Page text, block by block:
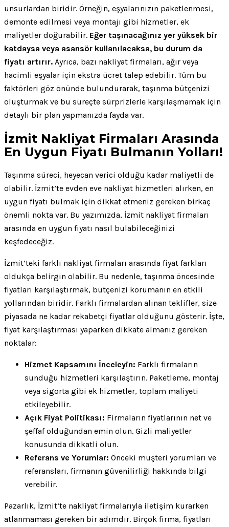
unsurlardan biridir. Örneğin, eşyalarınızın paketlenmesi,
demonte edilmesi veya montajı gibi hizmetler, ek
maliyetler doğurabilir. Eğer taşınacağınız yer yüksek bir
katdaysa veya asansör kullanılacaksa, bu durum da
fiyatı artırır. Ayrıca, bazı nakliyat firmaları, ağır veya
hacimli eşyalar için ekstra ücret talep edebilir. Tüm bu
faktörleri göz önünde bulundurarak, taşınma bütçenizi
oluşturmak ve bu süreçte sürprizlerle karşılaşmamak için
detaylı bir plan yapmanızda fayda var.
İzmit Nakliyat Firmaları Arasında
En Uygun Fiyatı Bulmanın Yolları!
Taşınma süreci, heyecan verici olduğu kadar maliyetli de
olabilir. İzmit’te evden eve nakliyat hizmetleri alırken, en
uygun fiyatı bulmak için dikkat etmeniz gereken birkaç
önemli nokta var. Bu yazımızda, İzmit nakliyat firmaları
arasında en uygun fiyatı nasıl bulabileceğinizi
keşfedeceğiz.
İzmit’teki farklı nakliyat firmaları arasında fiyat farkları
oldukça belirgin olabilir. Bu nedenle, taşınma öncesinde
fiyatları karşılaştırmak, bütçenizi korumanın en etkili
yollarından biridir. Farklı firmalardan alınan teklifler, size
piyasada ne kadar rekabetçi fiyatlar olduğunu gösterir. İşte,
fiyat karşılaştırması yaparken dikkate almanız gereken
noktalar:
Hizmet Kapsamını İnceleyin: Farklı firmaların
sunduğu hizmetleri karşılaştırın. Paketleme, montaj
veya sigorta gibi ek hizmetler, toplam maliyeti
etkileyebilir.
Açık Fiyat Politikası: Firmaların fiyatlarının net ve
şeffaf olduğundan emin olun. Gizli maliyetler
konusunda dikkatli olun.
Referans ve Yorumlar: Önceki müşteri yorumları ve
referansları, firmanın güvenilirliği hakkında bilgi
verebilir.
Pazarlık, İzmit’te nakliyat firmalarıyla iletişim kurarken
atlanmaması gereken bir adımdır. Birçok firma, fiyatları